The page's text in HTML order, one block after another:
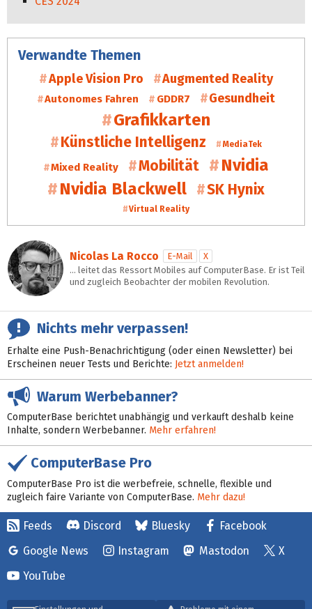
Verwandte Themen
Apple Vision Pro Augmented Reality
Autonomes Fahren GDDR7 Gesundheit
Grafikkarten
Künstliche Intelligenz MediaTek
Mixed Reality Mobilität
Nvidia
Nvidia Blackwell
SK Hynix
Virtual Reality
Nicolas La Rocco E-Mail
X
… leitet das Ressort Mobiles auf ComputerBase. Er ist Teil
und zugleich Beobachter der mobilen Revolution.
Nichts mehr verpassen!
Erhalte eine Push-Benachrichtigung (oder einen Newsletter) bei
Erscheinen neuer Tests und Berichte: Jetzt anmelden!
Warum Werbebanner?
ComputerBase berichtet unabhängig und verkauft deshalb keine
Inhalte, sondern Werbebanner. Mehr erfahren!
ComputerBase Pro
ComputerBase Pro ist die werbefreie, schnelle, flexible und
zugleich faire Variante von ComputerBase. Mehr dazu!
Feeds Discord Bluesky
Facebook
Google News
Instagram Mastodon
X
YouTube